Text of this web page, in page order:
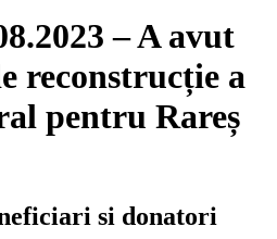
– A avut
reconstrucție a
pentru Rareș
si donatori